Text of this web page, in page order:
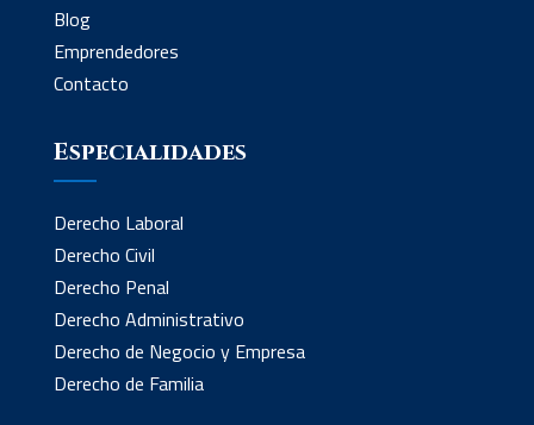
Blog
Emprendedores
Contacto
Especialidades
Derecho Laboral
Derecho Civil
Derecho Penal
Derecho Administrativo
Derecho de Negocio y Empresa
Derecho de Familia